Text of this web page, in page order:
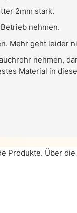
2mm stark.
nehmen.
Mehr geht leider
nehmen,
Material in
Produkte. Über